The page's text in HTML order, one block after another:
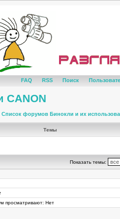
FAQ RSS Поиск
CANON
Список форумов Бинокли и их
Темы
Показать темы:
просматривают: Нет